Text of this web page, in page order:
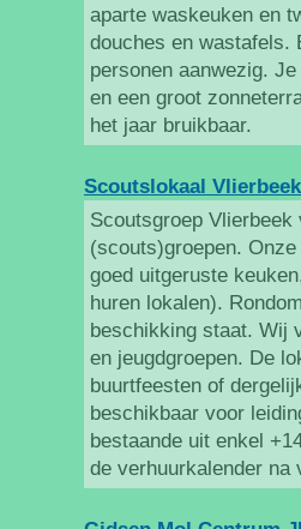
aparte waskeuken en
douches en wastafels.
personen aanwezig.
en een groot
het jaar bruikbaar.
Scoutslokaal
Scoutsgroep
(scouts)groepen.
goed uitgeruste
huren lokalen).
beschikking staat. Wij
en jeugdgroepen. De
buurtfeesten of
beschikbaar voor
bestaande uit enkel
de verhuurkalender na